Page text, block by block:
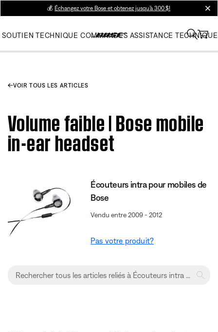
💰 Échangez votre Bose et obtenez jusqu’à 300 $!
SOUTIEN TECHNIQUE COMMANDES ASSISTANCE TECHNIQUE
VOIR TOUS LES ARTICLES
Volume faible | Bose mobile
in-ear headset
Écouteurs intra pour mobiles de
Bose
Vendu entre 2009 - 2012
Pas votre produit?